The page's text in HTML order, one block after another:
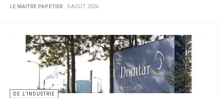
LE MAITRE PAPETIER 3 AOÛT 2026
DE L’INDUSTRIE